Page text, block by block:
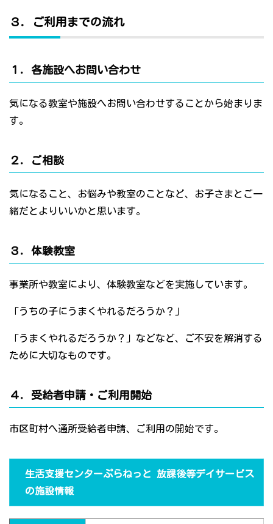
３．ご利用までの流れ
１．各施設へお問い合わせ
気になる教室や施設へお問い合わせすることから始まりま
す。
２．ご相談
気になること、お悩みや教室のことなど、お子さまとご一
緒だとよりいいかと思います。
３．体験教室
事業所や教室により、体験教室などを実施しています。
「うちの子にうまくやれるだろうか？」
「うまくやれるだろうか？」などなど、ご不安を解消する
ために大切なものです。
４．受給者申請・ご利用開始
市区町村へ通所受給者申請、ご利用の開始です。
生活支援センターぷらねっと 放課後等デイサービス
の施設情報